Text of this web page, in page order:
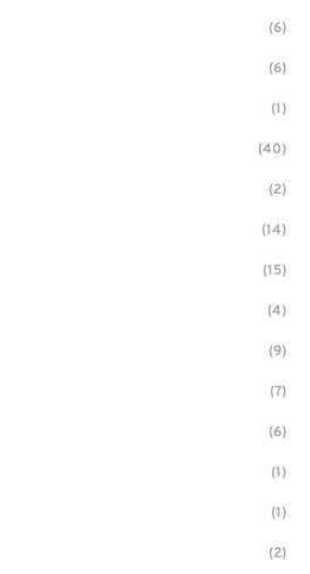
(6)
(6)
(1)
(40)
(2)
(14)
(15)
(4)
(9)
(7)
(6)
(1)
(1)
(2)